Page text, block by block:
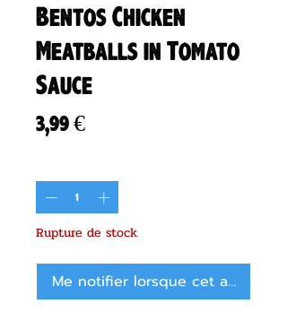
Bentos Chicken
Meatballs in Tomato
Sauce
3,99 €Prix
Rupture de stock
Me notifier lorsque cet article